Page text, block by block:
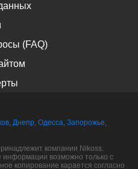
(FAQ)
,Днепр,Одесса,Запорожье,
компании Nikoss.
информации возможно только с
копирование карается согласно